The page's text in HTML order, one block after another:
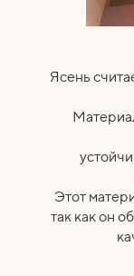
Ясень
Этот
так как он